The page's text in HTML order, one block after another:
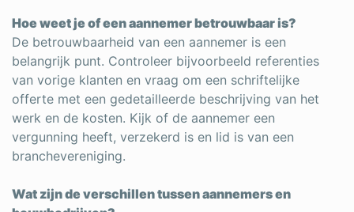
Hoe weet je of een aannemer betrouwbaar is?
De betrouwbaarheid van een aannemer is een
belangrijk punt. Controleer bijvoorbeeld referenties
van vorige klanten en vraag om een schriftelijke
offerte met een gedetailleerde beschrijving van het
werk en de kosten. Kijk of de aannemer een
vergunning heeft, verzekerd is en lid is van een
branchevereniging.
Wat zijn de verschillen tussen aannemers en